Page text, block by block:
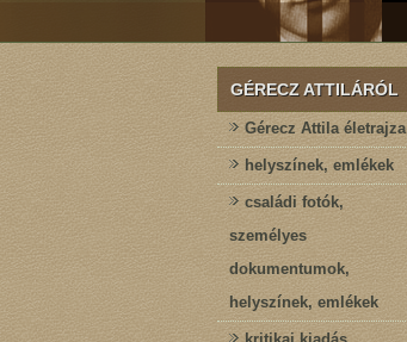
GÉRECZ ATTILÁRÓL
Gérecz Attila életrajza
helyszínek, emlékek
családi fotók,
személyes
dokumentumok,
helyszínek, emlékek